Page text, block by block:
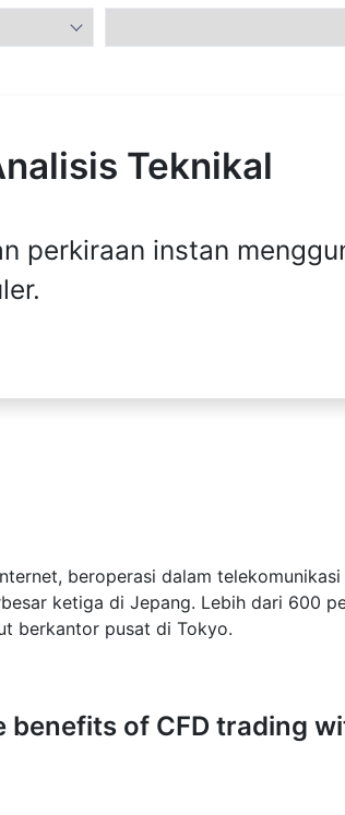
Teknikal
perkiraan instan
beroperasi dalam
ketiga di Jepang. Lebih dari 600
berkantor pusat di Tokyo.
of CFD trading